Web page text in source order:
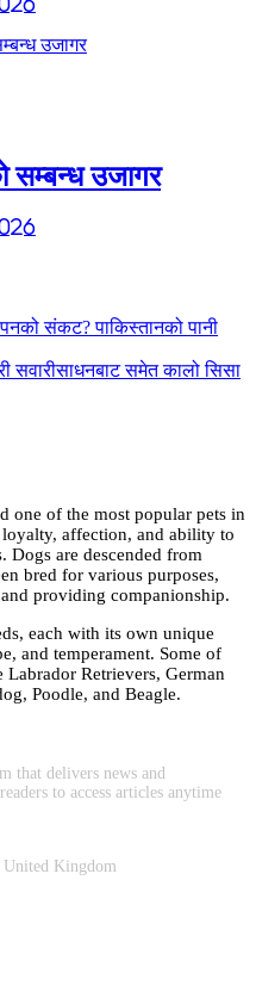
सम्बन्ध उजागर
संकट? पाकिस्तानको पानी
सवारीसाधनबाट समेत कालो सिसा
one of the most popular pets in
affection, and ability to
Dogs are descended from
bred for various purposes,
providing companionship.
each with its own unique
and temperament. Some of
Retrievers, German
Poodle, and Beagle.
that delivers news and
to access articles anytime
Kingdom